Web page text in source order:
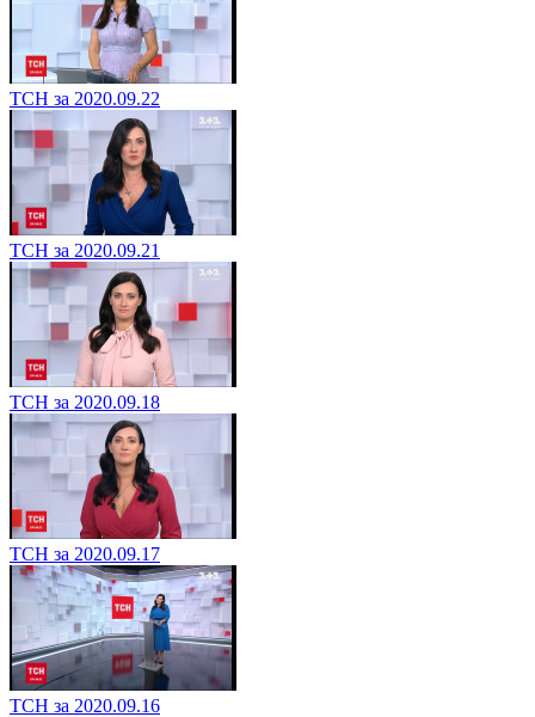
ТСН за 2020.09.22
ТСН за 2020.09.21
ТСН за 2020.09.18
ТСН за 2020.09.17
ТСН за 2020.09.16